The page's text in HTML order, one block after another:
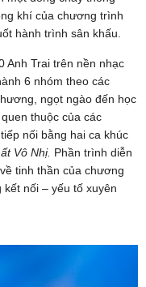
khí của chương trình
hành trình sân khấu.
Anh Trai trên nền nhạc
6 nhóm theo các
ngọt ngào đến học
thuộc của các
nối bằng hai ca khúc
Vô Nhị. Phần trình diễn
tinh thần của chương
nối – yếu tố xuyên